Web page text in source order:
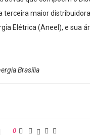
terceira maior
Elétrica (Aneel), e sua
Brasília
0